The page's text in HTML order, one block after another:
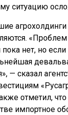
ситуацию
агрохолдинги
нет, но
— сказал
отметил,
импортное